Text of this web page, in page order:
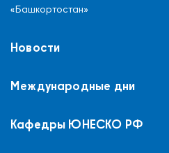
«Башкортостан»
Новости
Международные дни
Кафедры ЮНЕСКО РФ